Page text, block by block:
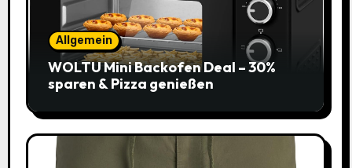
Allgemein
WOLTU Mini Backofen Deal – 30%
sparen & Pizza genießen